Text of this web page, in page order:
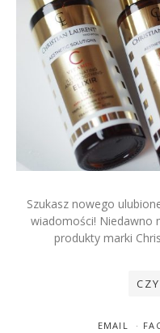
Szukasz nowego
wiadomości! Niedawno
produkty marki
EMAIL